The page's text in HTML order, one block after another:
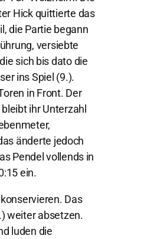
Hick quittierte das
die Partie begann
versiebte
sich bis dato die
ins Spiel (9.).
in Front. Der
ihr Unterzahl
änderte jedoch
Pendel vollends in
ein.
Das
weiter absetzen.
luden die